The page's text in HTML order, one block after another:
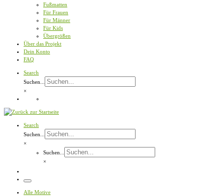
Fußmatten
Für Frauen
Für Männer
Für Kids
Übergrößen
Über das Projekt
Dein Konto
FAQ
Search
Suchen...
×
Search
Suchen...
×
Suchen...
×
Menü
Alle Motive